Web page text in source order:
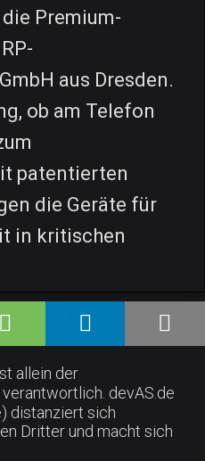
die Premium-
aus Dresden.
ob am Telefon
patentierten
die Geräte für
in kritischen
allein der
verantwortlich. devAS.de
distanziert sich
Dritter und macht sich